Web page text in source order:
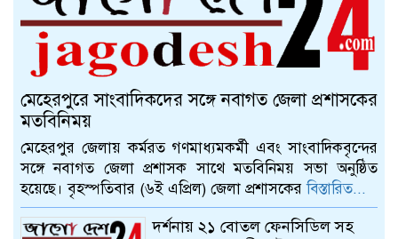
আলমডাঙ্গায় বাংলা নববর্ষ ১৪৩০
উদযাপন উপলক্ষে প্রস্তুতি সভা
চুয়াডাঙ্গায় বাঁধনের বার্ষিক ইফতার ও
চুয়াডাঙ্গায় জাতীয় ও আন্তর্জাতিক
ক্রীড়া দিবসে র‍্যালি ও আলোচনা সভা
মেহেরপুরে সাংবাদিকদের সঙ্গে নবাগত জেলা প্রশাসকের
মতবিনিময়
মেহেরপুর জেলায় কর্মরত গণমাধ্যমকর্মী এবং সাংবাদিকবৃন্দের
সঙ্গে নবাগত জেলা প্রশাসক সাথে মতবিনিময় সভা অনুষ্ঠিত
হয়েছে। বৃহস্পতিবার (৬ই এপ্রিল) জেলা প্রশাসকেরবিস্তারিত...
দর্শনায় ২১ বোতল ফেনসিডিল সহ